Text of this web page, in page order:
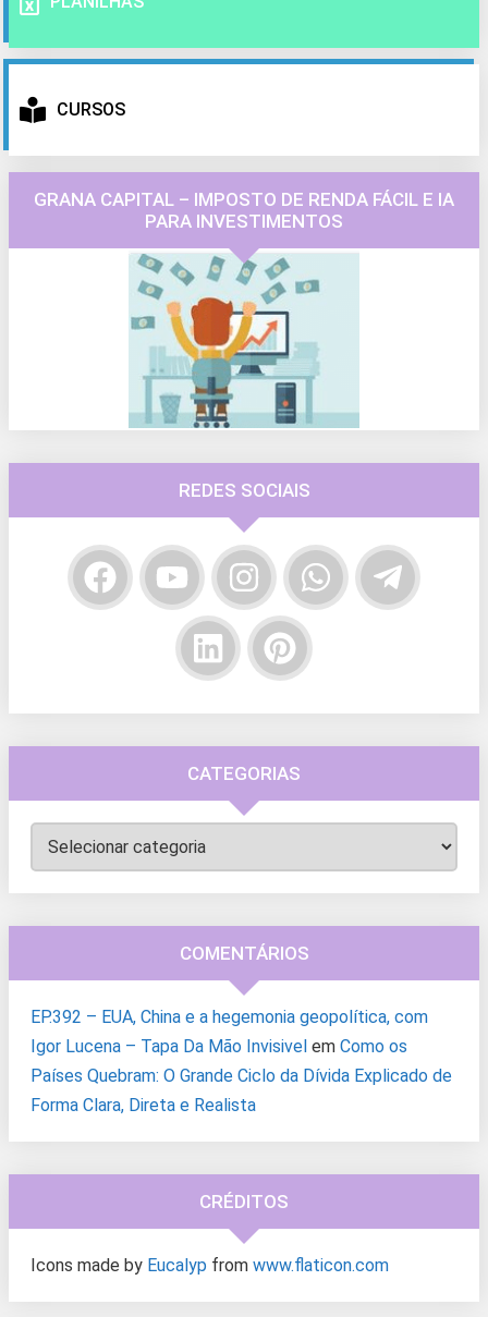
CURSOS
GRANA CAPITAL – IMPOSTO DE RENDA FÁCIL E IA
PARA INVESTIMENTOS
REDES SOCIAIS
CATEGORIAS
Categorias
COMENTÁRIOS
EP.392 – EUA, China e a hegemonia geopolítica, com
Igor Lucena – Tapa Da Mão Invisivel em Como os
Países Quebram: O Grande Ciclo da Dívida Explicado de
Forma Clara, Direta e Realista
CRÉDITOS
Icons made by Eucalyp from www.flaticon.com